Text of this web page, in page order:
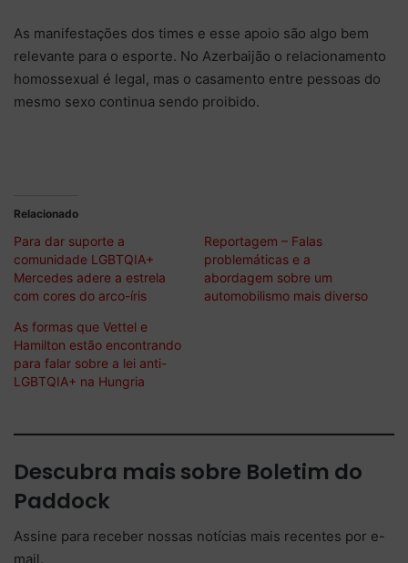
As manifestações dos times e esse apoio são algo bem
relevante para o esporte. No Azerbaijão o relacionamento
homossexual é legal, mas o casamento entre pessoas do
mesmo sexo continua sendo proibido.
Relacionado
Para dar suporte a
comunidade LGBTQIA+
Mercedes adere a estrela
com cores do arco-íris
Reportagem – Falas
problemáticas e a
abordagem sobre um
automobilismo mais diverso
As formas que Vettel e
Hamilton estão encontrando
para falar sobre a lei anti-
LGBTQIA+ na Hungria
Descubra mais sobre Boletim do
Paddock
Assine para receber nossas notícias mais recentes por e-
mail.